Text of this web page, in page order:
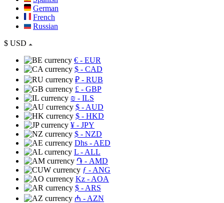
German
French
Russian
$ USD
€ - EUR
$ - CAD
₽ - RUB
£ - GBP
₪ - ILS
$ - AUD
$ - HKD
¥ - JPY
$ - NZD
Dhs - AED
L - ALL
֏ - AMD
ƒ - ANG
Kz - AOA
$ - ARS
₼ - AZN